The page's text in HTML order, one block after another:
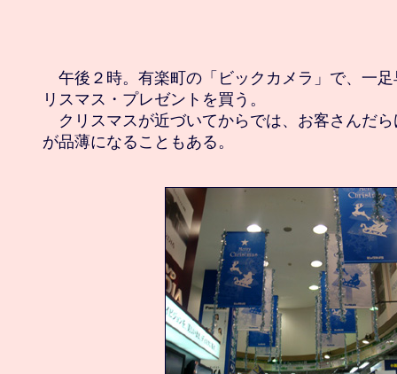
午後２時。有楽町の「ビックカメラ」で、一
リスマス・プレゼントを買う。
クリスマスが近づいてからでは、お客さんだ